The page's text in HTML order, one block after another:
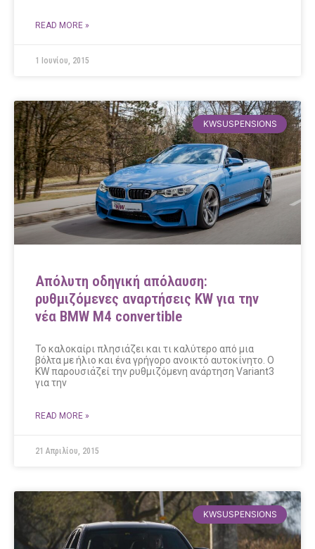
READ MORE »
1 Ιουνίου, 2015
KWSUSPENSIONS
Απόλυτη οδηγική απόλαυση:
ρυθμιζόμενες αναρτήσεις KW για την
νέα BMW M4 convertible
Το καλοκαίρι πλησιάζει και τι καλύτερο από μια
βόλτα με ήλιο και ένα γρήγορο ανοικτό αυτοκίνητο. Ο
KW παρουσιάζεί την ρυθμιζόμενη ανάρτηση Variant3
για την
READ MORE »
21 Απριλίου, 2015
KWSUSPENSIONS